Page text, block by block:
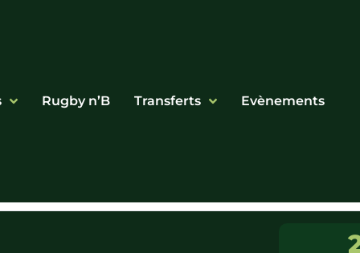
Rugby n’B Transferts Evènements